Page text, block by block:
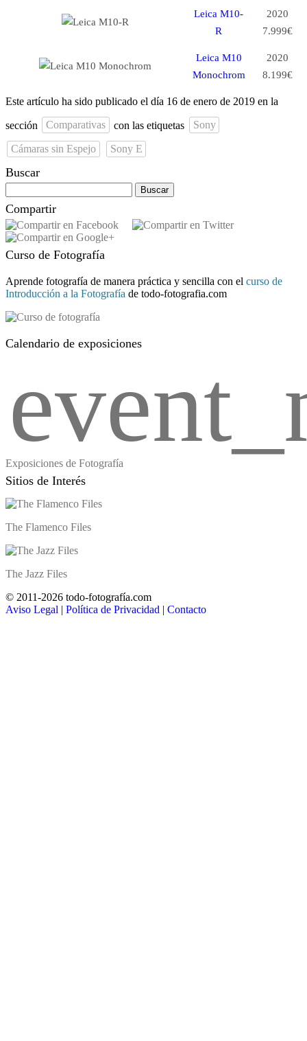
Leica M10-
R
2020
7.999€
Leica M10
Monochrom
2020
8.199€
Este artículo ha sido publicado el día 16 de enero de 2019 en la
sección Comparativas con las etiquetas Sony
Cámaras sin Espejo Sony E
Buscar
Compartir
Curso de Fotografía
Aprende fotografía de manera práctica y sencilla con el curso de
Introducción a la Fotografía de todo-fotografia.com
Calendario de exposiciones
Exposiciones de Fotografía
Sitios de Interés
The Flamenco Files
The Jazz Files
© 2011-2026 todo-fotografía.com
Aviso Legal | Política de Privacidad | Contacto